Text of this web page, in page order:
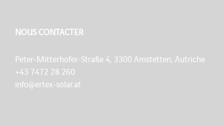
NOUS CONTACTER
Peter-Mitterhofer-Straße 4, 3300 Amstetten, Autriche
+43 7472 28 260
info@ertex-solar.at